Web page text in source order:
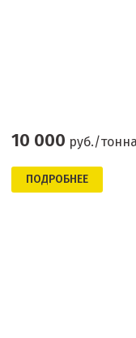
10 000 руб./тонна
ПОДРОБНЕЕ